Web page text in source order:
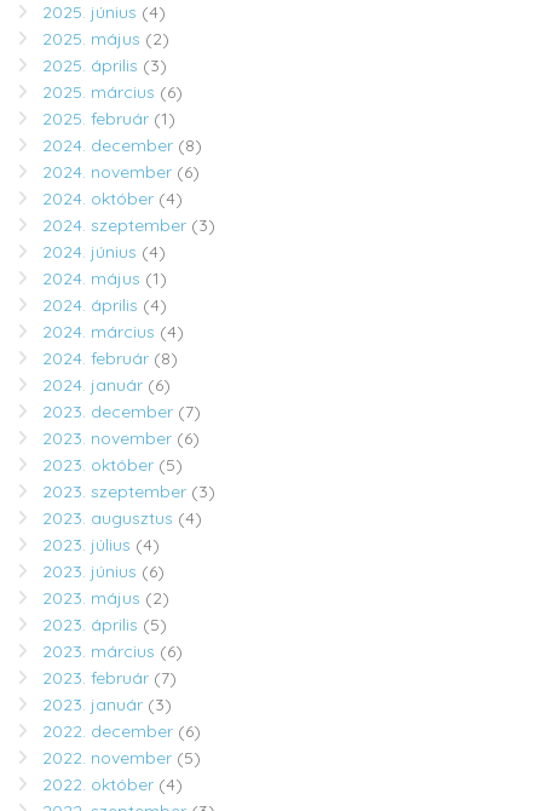
2025. június (4)
2025. május (2)
2025. április (3)
2025. március (6)
2025. február (1)
2024. december (8)
2024. november (6)
2024. október (4)
2024. szeptember (3)
2024. június (4)
2024. május (1)
2024. április (4)
2024. március (4)
2024. február (8)
2024. január (6)
2023. december (7)
2023. november (6)
2023. október (5)
2023. szeptember (3)
2023. augusztus (4)
2023. július (4)
2023. június (6)
2023. május (2)
2023. április (5)
2023. március (6)
2023. február (7)
2023. január (3)
2022. december (6)
2022. november (5)
2022. október (4)